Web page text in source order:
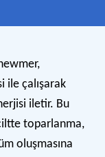
ile çalışarak
iletir. Bu
toparlanma,
oluşmasına